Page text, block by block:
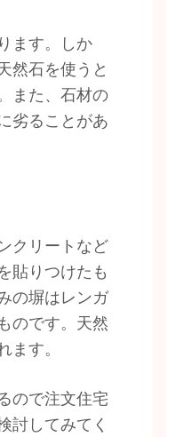
ます。しか
然石を使うと
また、石材の
劣ることがあ
クリートなど
貼りつけたも
の塀はレンガ
のです。天然
す。
ので注文住宅
討してみてく